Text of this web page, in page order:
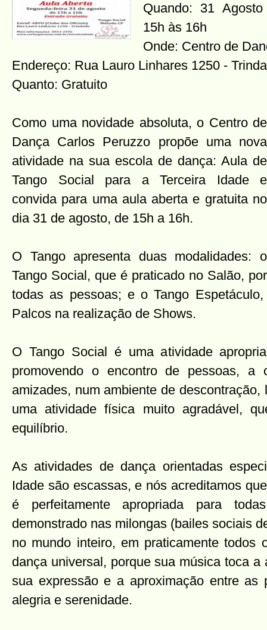
Quando: 31
15h às 16h
Onde: Centro de
Endereço: Rua Lauro Linhares 1250 -
Quanto: Gratuito
Como uma novidade absoluta, o Centro de
Dança Carlos Peruzzo propõe uma nova
atividade na sua escola de dança: Aula de
Tango Social para a Terceira Idade e
convida para uma aula aberta e gratuita no
dia 31 de agosto, de 15h a 16h.
O Tango apresenta duas modalidades: o
Tango Social, que é praticado no Salão, por
todas as pessoas; e o Tango
Palcos na realização de Shows.
O Tango Social é uma atividade
promovendo o encontro de pessoas, a
amizades, num ambiente de
uma atividade física muito agradável,
equilíbrio.
As atividades de dança orientadas
Idade são escassas, e nós acreditamos
é perfeitamente apropriada para
demonstrado nas milongas (bailes sociais
no mundo inteiro, em praticamente todos
dança universal, porque sua música toca a
sua expressão e a aproximação entre as
alegria e serenidade.